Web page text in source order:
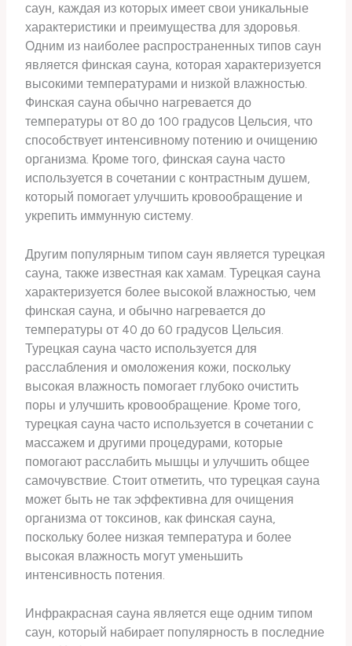
саун, каждая из которых имеет свои уникальные
характеристики и преимущества для здоровья.
Одним из наиболее распространенных типов саун
является финская сауна, которая характеризуется
высокими температурами и низкой влажностью.
Финская сауна обычно нагревается до
температуры от 80 до 100 градусов Цельсия, что
способствует интенсивному потению и очищению
организма. Кроме того, финская сауна часто
используется в сочетании с контрастным душем,
который помогает улучшить кровообращение и
укрепить иммунную систему.
Другим популярным типом саун является турецкая
сауна, также известная как хамам. Турецкая сауна
характеризуется более высокой влажностью, чем
финская сауна, и обычно нагревается до
температуры от 40 до 60 градусов Цельсия.
Турецкая сауна часто используется для
расслабления и омоложения кожи, поскольку
высокая влажность помогает глубоко очистить
поры и улучшить кровообращение. Кроме того,
турецкая сауна часто используется в сочетании с
массажем и другими процедурами, которые
помогают расслабить мышцы и улучшить общее
самочувствие. Стоит отметить, что турецкая сауна
может быть не так эффективна для очищения
организма от токсинов, как финская сауна,
поскольку более низкая температура и более
высокая влажность могут уменьшить
интенсивность потения.
Инфракрасная сауна является еще одним типом
саун, который набирает популярность в последние